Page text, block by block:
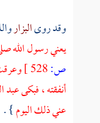
وقد روىالبزار
يعني رسول الله
ص:
أنفقته ، فبكىعبد
عني ذلك اليوم} .